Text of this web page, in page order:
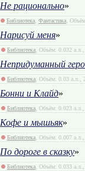
Не рационально»
Библиотека, Фантастика,
Нарисуй меня»
Библиотека, Объём: 0.032 а.л.,
Непридуманный
Библиотека, Объём: 0.03 а.л.,
Бонни и Клайд»
Библиотека, Объём: 0.023
Кофе и мышьяк»
Библиотека, Объём: 0.007
По дороге в сказку»
Библиотека, Объём: 0.033